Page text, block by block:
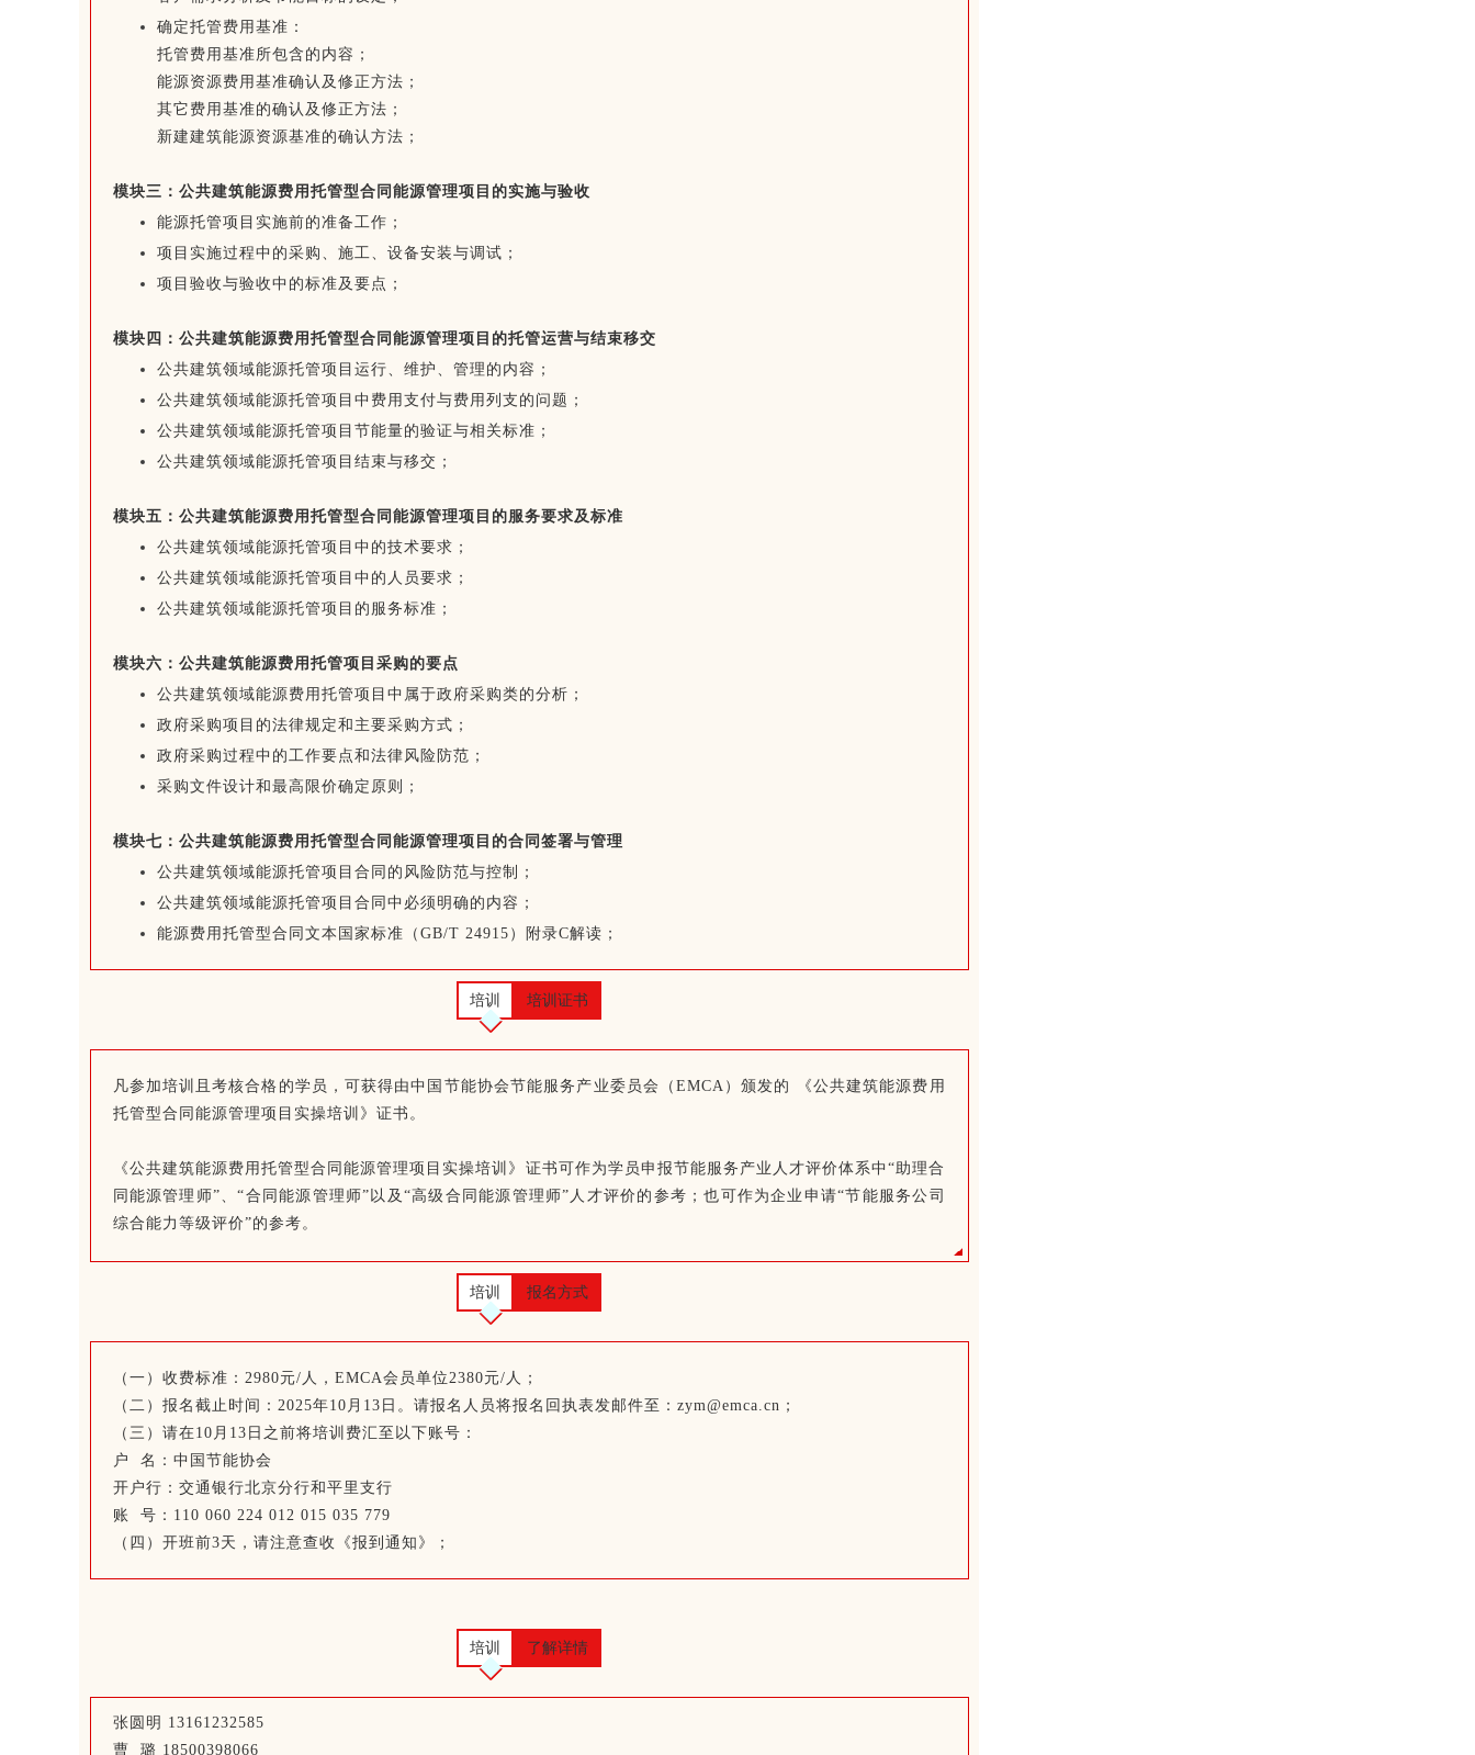
确定托管费用基准：
托管费用基准所包含的内容；
能源资源费用基准确认及修正方法；
其它费用基准的确认及修正方法；
新建建筑能源资源基准的确认方法；
模块三： 公共建筑能源费用托管型合同能源管理项目的实施与验收
能源托管项目实施前的准备工作；
项目实施过程中的采购、施工、设备安装与调试；
项目验收与验收中的标准及要点；
模块四：公共建筑能源费用托管型合同能源管理项目的托管运营与结束移交
公共建筑领域能源托管项目运行、维护、管理的内容；
公共建筑领域能源托管项目中费用支付与费用列支的问题；
公共建筑领域能源托管项目节能量的验证与相关标准；
公共建筑领域能源托管项目结束与移交；
模块五：公共建筑能源费用托管型合同能源管理项目的服务要求及标准
公共建筑领域能源托管项目中的技术要求；
公共建筑领域能源托管项目中的人员要求；
公共建筑领域能源托管项目的服务标准；
模块六： 公共建筑能源费用托管项目采购的要点
公共建筑领域能源费用托管项目中属于政府采购类的分析；
政府采购项目的法律规定和主要采购方式；
政府采购过程中的工作要点和法律风险防范；
采购文件设计和最高限价确定原则；
模块七：公共建筑能源费用托管型合同能源管理项目的合同签署与管理
公共建筑领域能源托管项目合同的风险防范与控制；
公共建筑领域能源托管项目合同中必须明确的内容；
能源费用托管型合同文本国家标准（GB/T 24915）附录C解读；
培训 培训证书
凡参加培训且考核合格的学员，可获得由中国节能协会节能服务产业委员会（EMCA）颁发的 《公共建筑能源费用
托管型合同能源管理项目实操培训》证书。
《公共建筑能源费用托管型合同能源管理项目实操培训》证书可作为学员申报节能服务产业人才评价体系中“助理合
同能源管理师”、“合同能源管理师”以及“高级合同能源管理师”人才评价的参考；也可作为企业申请“节能服务公司
综合能力等级评价”的参考。
培训 报名方式
（一）收费标准：2980元/人，EMCA会员单位2380元/人；
（二）报名截止时间：2025年10月13日。请报名人员将报名回执表发邮件至：zym@emca.cn；
（三）请在10月13日之前将培训费汇至以下账号：
户 名：中国节能协会
开户行：交通银行北京分行和平里支行
账 号：110 060 224 012 015 035 779
（四）开班前3天，请注意查收《报到通知》；
培训 了解详情
张圆明 13161232585
曹 璐 18500398066